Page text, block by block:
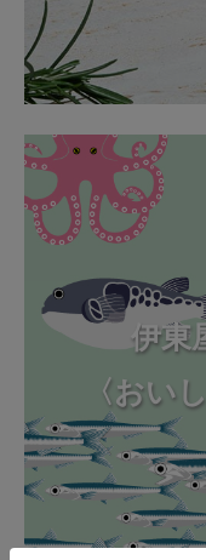
伊東
〈おい